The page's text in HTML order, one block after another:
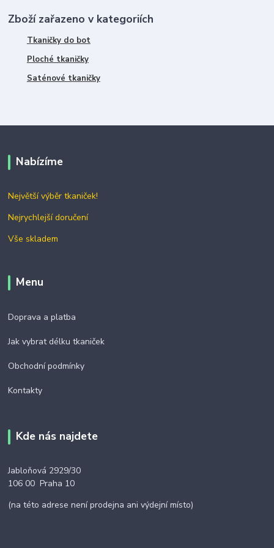
Zboží zařazeno v kategoriích
Tkaničky do bot
Ploché tkaničky
Saténové tkaničky
Nabízíme
Největší výběr tkaniček!
Nejrychlejší doručení
Vše skladem
Menu
Doprava a platba
Jak vybrat délku tkaniček
Obchodní podmínky
Kontakty
Kde nás najdete
Jabloňová 2929/30
106 00 Praha 10
(na této adrese není prodejna ani výdejní místo)